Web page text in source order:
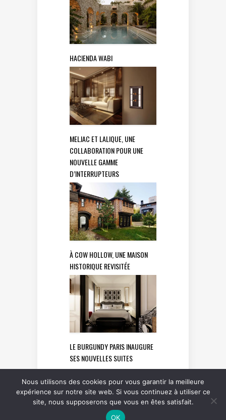
HACIENDA WABI
MELJAC ET LALIQUE, UNE
COLLABORATION POUR UNE
NOUVELLE GAMME
D’INTERRUPTEURS
À COW HOLLOW, UNE MAISON
HISTORIQUE REVISITÉE
LE BURGUNDY PARIS INAUGURE
SES NOUVELLES SUITES
Nous utilisons des cookies pour vous garantir la meilleure
expérience sur notre site web. Si vous continuez à utiliser ce
site, nous supposerons que vous en êtes satisfait.
OK